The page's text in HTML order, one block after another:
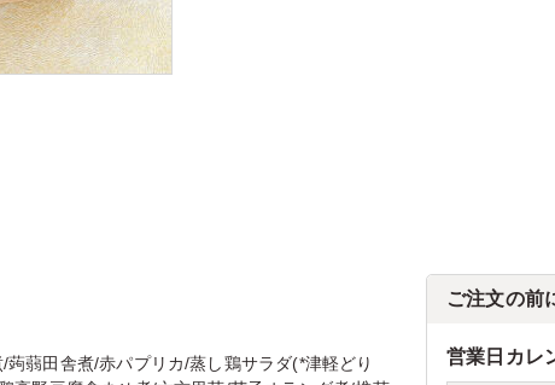
蒻田舎煮/赤パプリカ/蒸し鶏サラダ(*津軽どり
ご注文の前
営業日カレ